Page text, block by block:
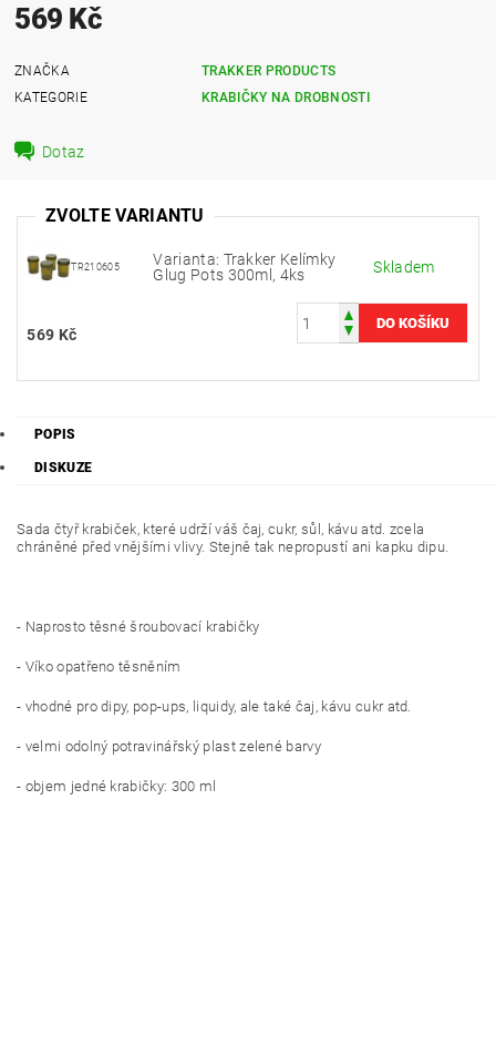
569 Kč
ZNAČKA
TRAKKER PRODUCTS
KATEGORIE
KRABIČKY NA DROBNOSTI
Dotaz
ZVOLTE VARIANTU
TR210605
Varianta: Trakker Kelímky
Glug Pots 300ml, 4ks
Skladem
569 Kč
POPIS
DISKUZE
Sada čtyř krabiček, které udrží váš čaj, cukr, sůl, kávu atd. zcela
chráněné před vnějšími vlivy. Stejně tak nepropustí ani kapku dipu.
- Naprosto těsné šroubovací krabičky
- Víko opatřeno těsněním
- vhodné pro dipy, pop-ups, liquidy, ale také čaj, kávu cukr atd.
- velmi odolný potravinářský plast zelené barvy
- objem jedné krabičky: 300 ml